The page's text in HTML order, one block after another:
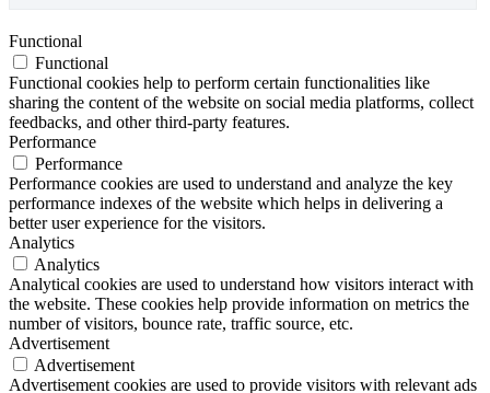
Functional
Functional
Functional cookies help to perform certain functionalities like
sharing the content of the website on social media platforms, collect
feedbacks, and other third-party features.
Performance
Performance
Performance cookies are used to understand and analyze the key
performance indexes of the website which helps in delivering a
better user experience for the visitors.
Analytics
Analytics
Analytical cookies are used to understand how visitors interact with
the website. These cookies help provide information on metrics the
number of visitors, bounce rate, traffic source, etc.
Advertisement
Advertisement
Advertisement cookies are used to provide visitors with relevant ads